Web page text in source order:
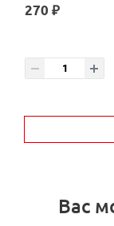
270 ₽
Вас